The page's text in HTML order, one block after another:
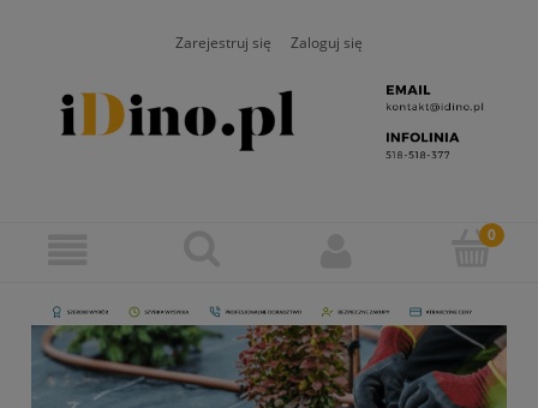
Zarejestruj się Zaloguj się